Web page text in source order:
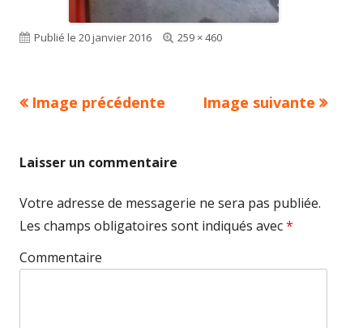
Publié le 20 janvier 2016
Taille
259 × 460
Image précédente Image suivante
Laisser un commentaire
Votre adresse de messagerie ne sera pas publiée.
Les champs obligatoires sont indiqués avec*
Commentaire